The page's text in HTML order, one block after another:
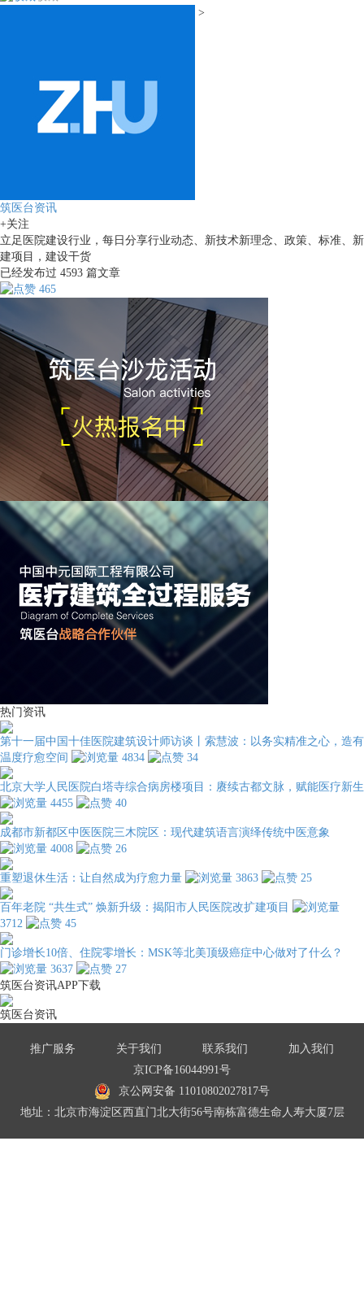
>
筑医台资讯
+关注
立足医院建设行业，每日分享行业动态、新技术新理念、政策、标准、新
建项目，建设干货
已经发布过 4593 篇文章
465
热门资讯
第十一届中国十佳医院建筑设计师访谈丨索慧波：以务实精准之心，造有
温度疗愈空间
4834 34
北京大学人民医院白塔寺综合病房楼项目：赓续古都文脉，赋能医疗新生
4455
40
成都市新都区中医医院三木院区：现代建筑语言演绎传统中医意象
4008
26
重塑退休生活：让自然成为疗愈力量 3863 25
百年老院 “共生式” 焕新升级：揭阳市人民医院改扩建项目
3712
45
门诊增长10倍、住院零增长：MSK等北美顶级癌症中心做对了什么？
3637
27
筑医台资讯APP下载
筑医台资讯
推广服务 关于我们 联系我们
加入我们
京ICP备16044991号
京公网安备 11010802027817号
地址：北京市海淀区西直门北大街56号南栋富德生命人寿大厦7层